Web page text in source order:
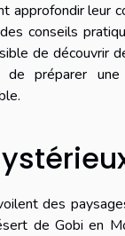
approfondir leur
conseils
de découvrir
préparer une
des
de Gobi en